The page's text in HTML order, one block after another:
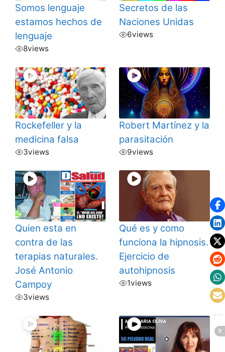
Somos lenguaje
estamos hechos de
lenguaje
8views
Secretos de las
Naciones Unidas
6views
Rockefeller y la
medicina falsa
3views
Robert Martínez y la
parasitación
9views
Quien esta en
contra de las
terapias naturales.
José Antonio
Campoy
3views
Qué es y como
funciona la hipnosis.
Ejercicio de
autohipnosis
1views